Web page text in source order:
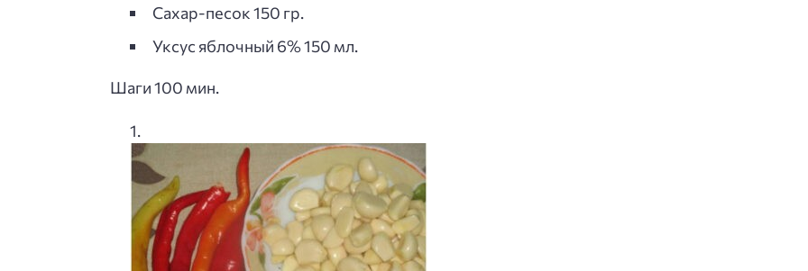
Сахар-песок 150 гр.
Уксус яблочный 6% 150 мл.
Шаги 100 мин.